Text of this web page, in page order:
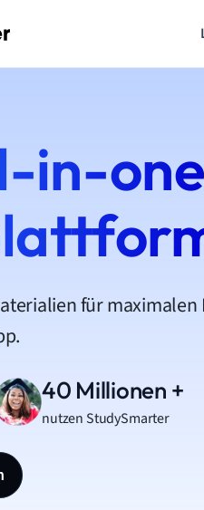
in-one
für maximalen
40 Millionen +
nutzen StudySmarter